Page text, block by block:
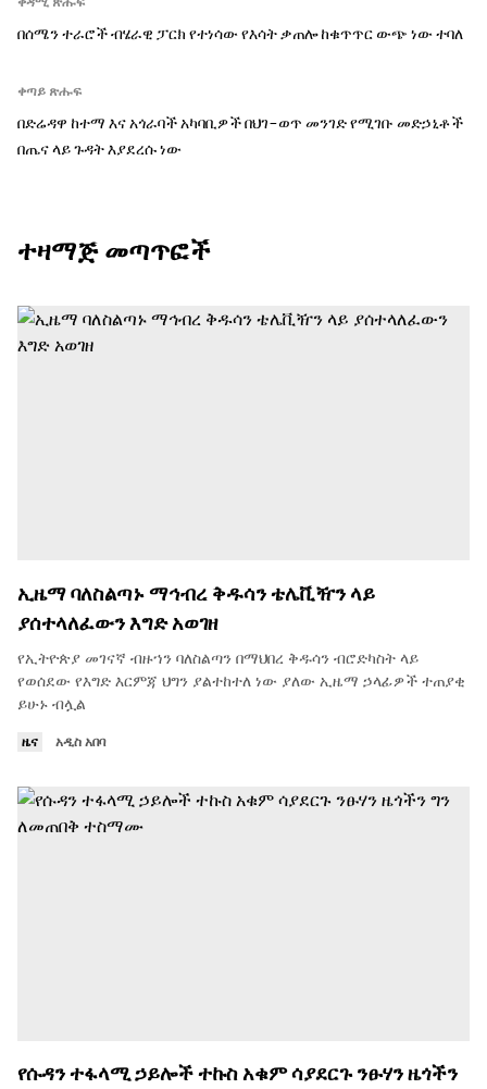
በሰሜን ተራሮች ብሄራዊ ፓርክ የተነሳው የእሳት ቃጠሎ ከቁጥጥር ውጭ ነው ተባለ
ቀጣይ ጽሑፍ
በድሬዳዋ ከተማ እና አጎራባች አካባቢዎች በህገ-ወጥ መንገድ የሚገቡ መድኃኒቶች
በጤና ላይ ጉዳት እያደረሱ ነው
ተዛማጅ መጣጥፎች
ኢዜማ ባለስልጣኑ ማኅብረ ቅዱሳን ቴሌቪዥን ላይ
ያሰተላለፈውን እግድ አወገዘ
የኢትዮጵያ መገናኛ ብዙኀን ባለስልጣን በማህበረ ቅዱሳን ብሮድካስት ላይ
የወሰደው የእግድ እርምጃ ህግን ያልተከተለ ነው ያለው ኢዜማ ኃላፊዎች ተጠያቂ
ይሁኑ ብሏል
ዜና አዲስ አበባ
የሱዳን ተፋላሚ ኃይሎች ተኩስ አቁም ሳያደርጉ ንፁሃን ዜጎችን